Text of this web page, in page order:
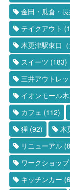
金田・瓜倉・
テイクアウト
木更津駅東口
スイーツ (183)
三井アウトレ
イオンモール
カフェ (112)
狸 (92) 木
リニューアル
ワークショップ
キッチンカー